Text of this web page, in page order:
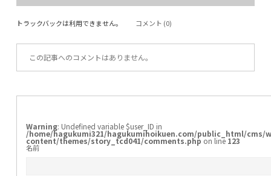
トラックバックは利用できません。 コメント (0)
この記事へのコメントはありません。
Warning : Undefined variable $user_ID in
/home/hagukumi321/hagukumihoikuen.com/public_html/cms/
content/themes/story_tcd041/comments.php on line 123
名前